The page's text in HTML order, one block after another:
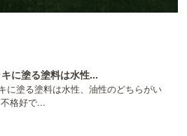
に塗る塗料は水性...
に塗る塗料は水性、油性のどちらがい
格好で...